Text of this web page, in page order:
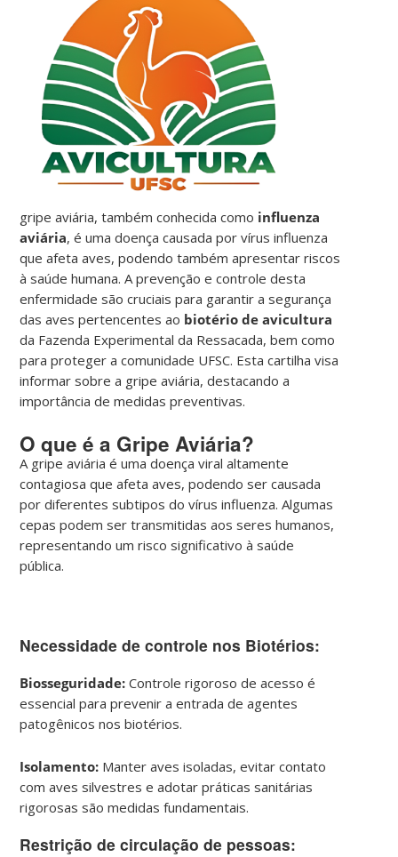
gripe aviária, também conhecida como influenza
aviária, é uma doença causada por vírus influenza
que afeta aves, podendo também apresentar riscos
à saúde humana. A prevenção e controle desta
enfermidade são cruciais para garantir a segurança
das aves pertencentes ao biotério de avicultura
da Fazenda Experimental da Ressacada, bem como
para proteger a comunidade UFSC. Esta cartilha visa
informar sobre a gripe aviária, destacando a
importância de medidas preventivas.
O que é a Gripe Aviária?
A gripe aviária é uma doença viral altamente
contagiosa que afeta aves, podendo ser causada
por diferentes subtipos do vírus influenza. Algumas
cepas podem ser transmitidas aos seres humanos,
representando um risco significativo à saúde
pública.
Necessidade de controle nos Biotérios:
Biosseguridade:Controle rigoroso de acesso é
essencial para prevenir a entrada de agentes
patogênicos nos biotérios.
Isolamento: Manter aves isoladas, evitar contato
com aves silvestres e adotar práticas sanitárias
rigorosas são medidas fundamentais.
Restrição de circulação de pessoas: